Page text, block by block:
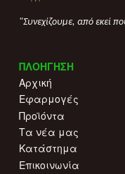
"Συνεχίζουμε, από εκεί
ΠΛΟΗΓΗΣΗ
Αρχική
Εφαρμογές
Προϊόντα
Τα νέα μας
Κατάστημα
Επικοινωνία